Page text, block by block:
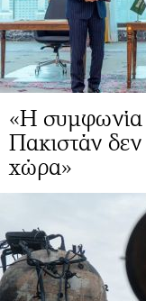
«Η συμφωνία
Πακιστάν δεν
χώρα»